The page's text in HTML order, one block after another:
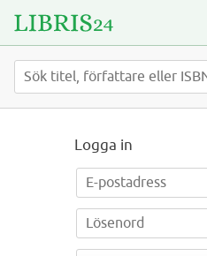
Logga in